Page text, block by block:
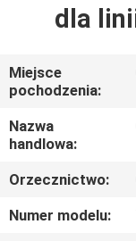
O
NAS
dla
Miejsce
pochodzenia:
Nazwa
handlowa:
Orzecznictwo:
Numer modelu: